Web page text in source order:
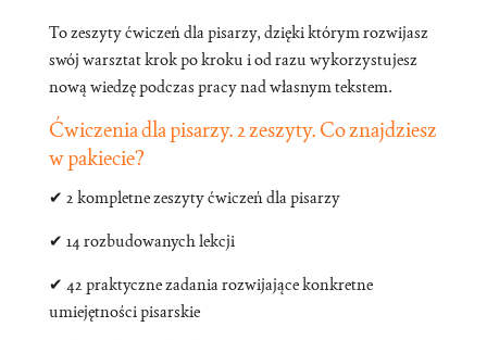
To zeszyty ćwiczeń dla pisarzy, dzięki którym rozwijasz
swój warsztat krok po kroku i od razu wykorzystujesz
nową wiedzę podczas pracy nad własnym tekstem.
Ćwiczenia dla pisarzy. 2 zeszyty. Co znajdziesz
w pakiecie?
✔ 2 kompletne zeszyty ćwiczeń dla pisarzy
✔ 14 rozbudowanych lekcji
✔ 42 praktyczne zadania rozwijające konkretne
umiejętności pisarskie